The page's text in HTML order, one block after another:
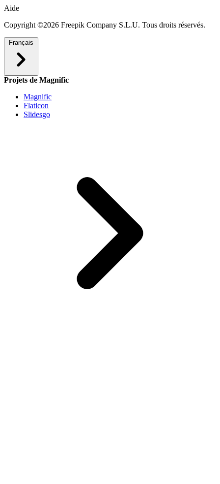
Aide
Copyright ©2026 Freepik Company S.L.U. Tous droits réservés.
Français
Projets de Magnific
Magnific
Flaticon
Slidesgo